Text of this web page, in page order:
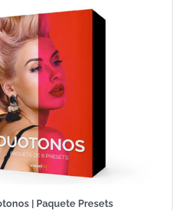
| Paquete Presets